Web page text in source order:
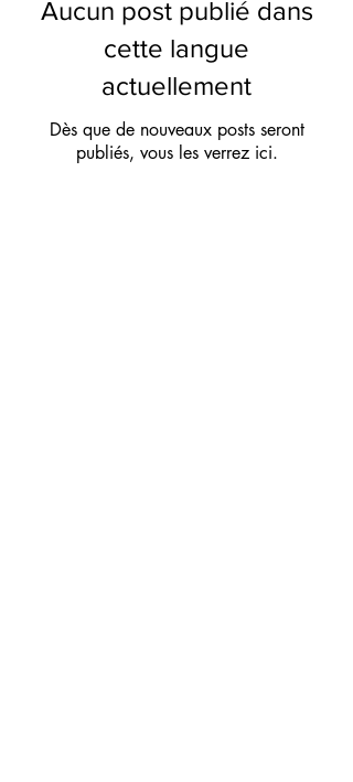
Aucun post publié dans
cette langue
actuellement
Dès que de nouveaux posts seront
publiés, vous les verrez ici.